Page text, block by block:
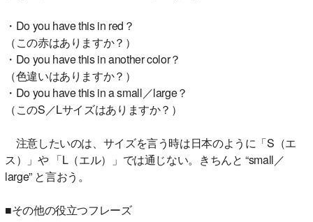
・Do you have this in red？
（この赤はありますか？）
・Do you have this in another color？
（色違いはありますか？）
・Do you have this in a small／large？
（このS／Lサイズはありますか？）
注意したいのは、サイズを言う時は日本のように「S（エ
ス）」や 「L（エル）」では通じない。きちんと “small／
large” と言おう。
■その他の役立つフレーズ